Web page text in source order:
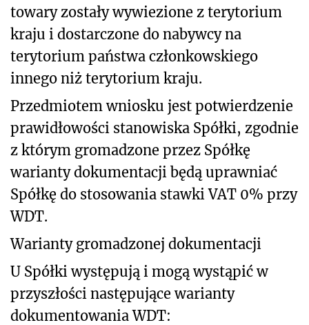
towary zostały wywiezione z terytorium
kraju i dostarczone do nabywcy na
terytorium państwa członkowskiego
innego niż terytorium kraju.
Przedmiotem wniosku jest potwierdzenie
prawidłowości stanowiska Spółki, zgodnie
z którym gromadzone przez Spółkę
warianty dokumentacji będą uprawniać
Spółkę do stosowania stawki VAT 0% przy
WDT.
Warianty gromadzonej dokumentacji
U Spółki występują i mogą wystąpić w
przyszłości następujące warianty
dokumentowania WDT: